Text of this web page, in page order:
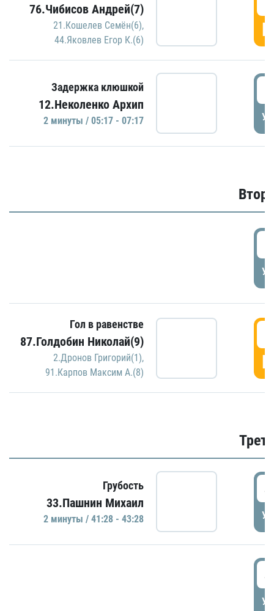
76.Чибисов Андрей(7)
21.Кошелев Семён(6),
44.Яковлев Егор К.(6)
Задержка клюшкой
12.Неколенко Архип
2 минуты / 05:17 - 07:17
Гол в равенстве
87.Голдобин Николай(9)
2.Дронов Григорий(1),
91.Карпов Максим А.(8)
Грубость
33.Пашнин Михаил
2 минуты / 41:28 - 43:28